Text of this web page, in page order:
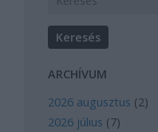
ARCHÍVUM
2026 augusztus (2)
2026 július (7)